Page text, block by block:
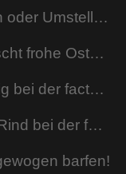
BARF Futter für Diäten oder Umstellung..
BARF-factory.de wünscht frohe Ostern.
BARF Produkte günstig bei der factory.
BARF Angebote vom Rind bei der factory.
barfen!